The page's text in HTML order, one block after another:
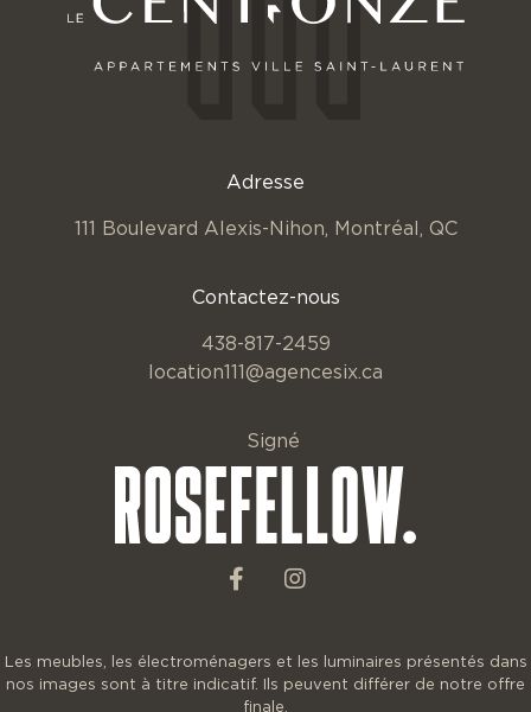
Adresse
111 Boulevard Alexis-Nihon, Montréal, QC
Contactez-nous
438-817-2459
location111@agencesix.ca
Signé
Les meubles, les électroménagers et les luminaires présentés dans
nos images sont à titre indicatif. Ils peuvent différer de notre offre
finale.